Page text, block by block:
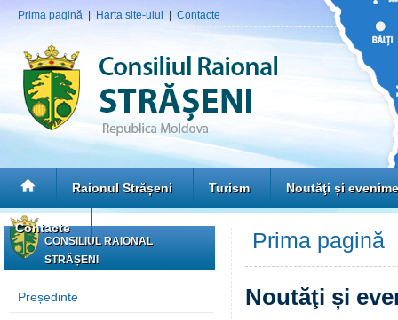
Prima pagină Harta site-ului Contacte
Raionul Strășeni Turism Noutăţi și
Contacte
CONSILIUL RAIONAL
STRĂȘENI
Președinte
Prima pagină
Noutăţi și